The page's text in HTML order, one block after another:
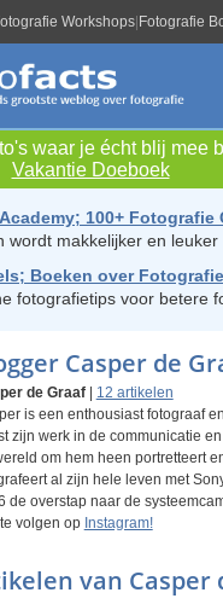
Workshops Fotografie
waar je écht blij mee
Vakantie Doeboek
100+ Fotografie
wordt makkelijker en leuker
Boeken over Fotografie
fotografietips voor betere
Casper de
de Graaf| 12 artikelen
is een enthousiast fotograaf
zijn werk in de communicatie
om hem heen portretteert
al zijn hele leven met
de overstap naar de
volgen op Instagram!
van Casper